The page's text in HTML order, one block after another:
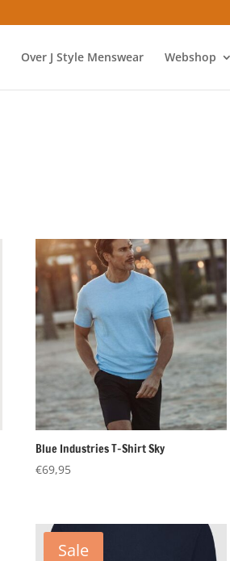
Over J Style Menswear Webshop
Blue Industries T-Shirt Sky
€69,95
Sale